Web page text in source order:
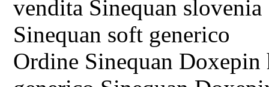
vendita Sinequan slovenia
Sinequan soft generico
Ordine Sinequan